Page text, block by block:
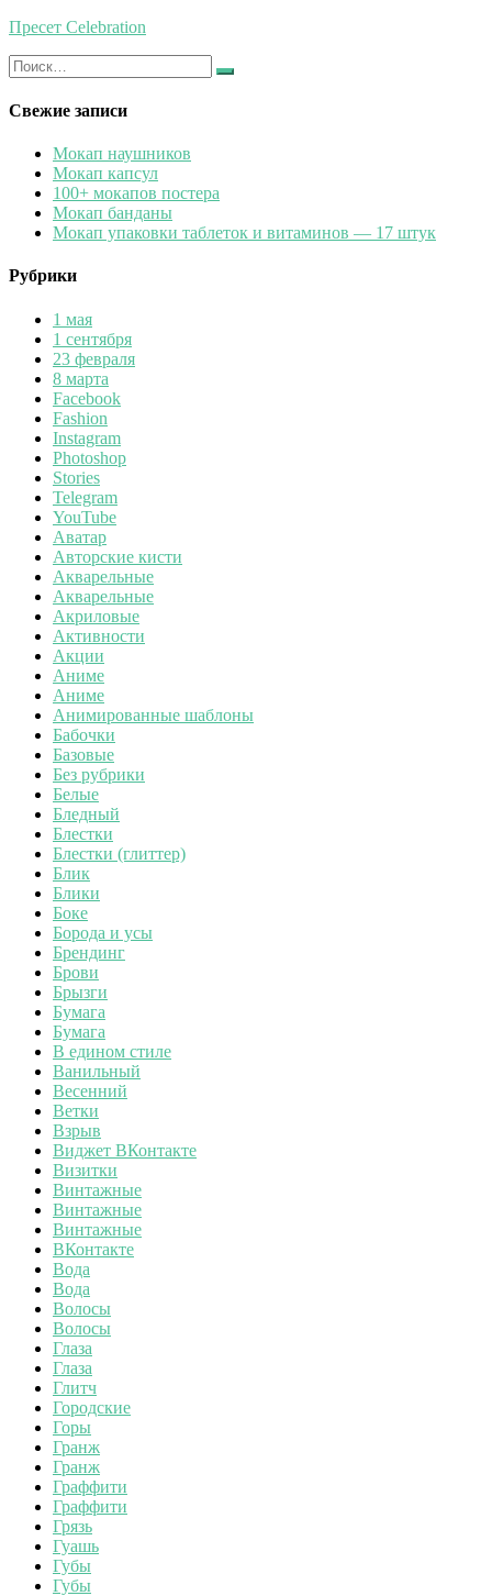
Пресет Celebration
Искать:
Найти
Свежие записи
Мокап наушников
Мокап капсул
100+ мокапов постера
Мокап банданы
Мокап упаковки таблеток и витаминов — 17 штук
Рубрики
1 мая
1 сентября
23 февраля
8 марта
Facebook
Fashion
Instagram
Photoshop
Stories
Telegram
YouTube
Аватар
Авторские кисти
Акварельные
Акварельные
Акриловые
Активности
Акции
Аниме
Аниме
Анимированные шаблоны
Бабочки
Базовые
Без рубрики
Белые
Бледный
Блестки
Блестки (глиттер)
Блик
Блики
Боке
Борода и усы
Брендинг
Брови
Брызги
Бумага
Бумага
В едином стиле
Ванильный
Весенний
Ветки
Взрыв
Виджет ВКонтакте
Визитки
Винтажные
Винтажные
Винтажные
ВКонтакте
Вода
Вода
Волосы
Волосы
Глаза
Глаза
Глитч
Городские
Горы
Гранж
Гранж
Граффити
Граффити
Грязь
Гуашь
Губы
Губы